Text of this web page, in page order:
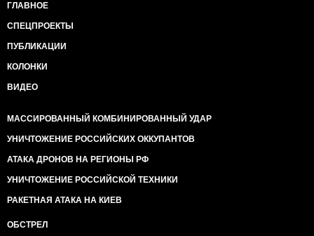
ГЛАВНОЕ
СПЕЦПРОЕКТЫ
ПУБЛИКАЦИИ
КОЛОНКИ
ВИДЕО
МАССИРОВАННЫЙ КОМБИНИРОВАННЫЙ УДАР
УНИЧТОЖЕНИЕ РОССИЙСКИХ ОККУПАНТОВ
АТАКА ДРОНОВ НА РЕГИОНЫ РФ
УНИЧТОЖЕНИЕ РОССИЙСКОЙ ТЕХНИКИ
РАКЕТНАЯ АТАКА НА КИЕВ
ОБСТРЕЛ